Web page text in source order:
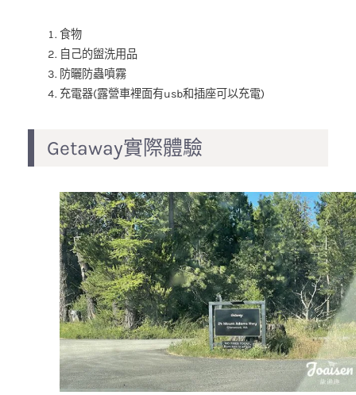
食物
自己的盥洗用品
防曬防蟲噴霧
充電器(露營車裡面有usb和插座可以充電)
Getaway實際體驗